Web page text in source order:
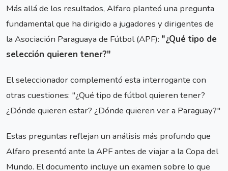
Más allá de los resultados, Alfaro planteó una pregunta
fundamental que ha dirigido a jugadores y dirigentes de
la Asociación Paraguaya de Fútbol (APF): "¿Qué tipo de
selección quieren tener?"
El seleccionador complementó esta interrogante con
otras cuestiones: "¿Qué tipo de fútbol quieren tener?
¿Dónde quieren estar? ¿Dónde quieren ver a Paraguay?"
Estas preguntas reflejan un análisis más profundo que
Alfaro presentó ante la APF antes de viajar a la Copa del
Mundo. El documento incluye un examen sobre lo que